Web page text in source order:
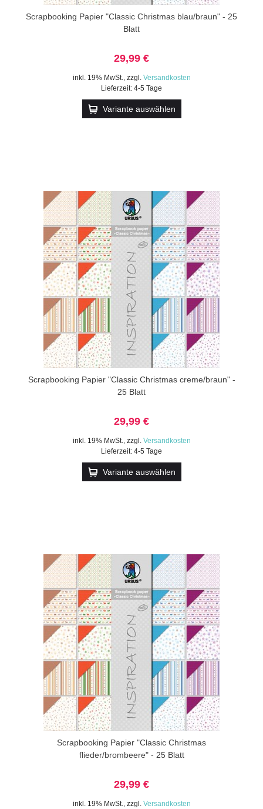
Scrapbooking Papier "Classic Christmas blau/braun" - 25
Blatt
29,99 €
inkl. 19% MwSt., zzgl. Versandkosten
Lieferzeit: 4-5 Tage
Variante auswählen
Scrapbooking Papier "Classic Christmas creme/braun" -
25 Blatt
29,99 €
inkl. 19% MwSt., zzgl. Versandkosten
Lieferzeit: 4-5 Tage
Variante auswählen
Scrapbooking Papier "Classic Christmas
flieder/brombeere" - 25 Blatt
29,99 €
inkl. 19% MwSt., zzgl. Versandkosten